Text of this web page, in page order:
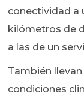
conectividad a
kilómetros de
a las de un
También
condiciones